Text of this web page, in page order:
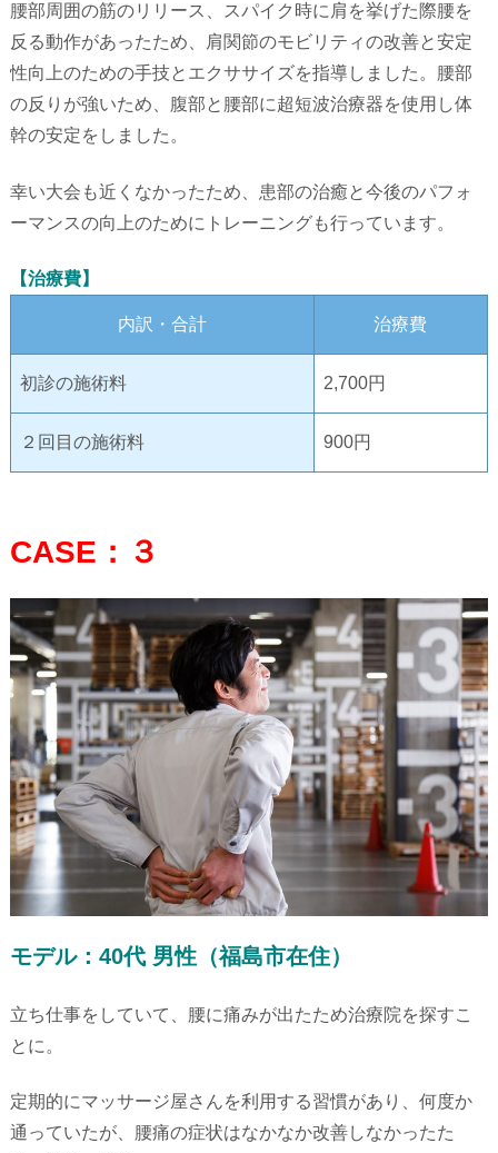
腰部周囲の筋のリリース、スパイク時に肩を挙げた際腰を
反る動作があったため、肩関節のモビリティの改善と安定
性向上のための手技とエクササイズを指導しました。腰部
の反りが強いため、腹部と腰部に超短波治療器を使用し体
幹の安定をしました。
幸い大会も近くなかったため、患部の治癒と今後のパフォ
ーマンスの向上のためにトレーニングも行っています。
【治療費】
内訳・合計 治療費
初診の施術料 2,700円
２回目の施術料 900円
CASE：３
モデル：40代 男性（福島市在住）
立ち仕事をしていて、腰に痛みが出たため治療院を探すこ
とに。
定期的にマッサージ屋さんを利用する習慣があり、何度か
通っていたが、腰痛の症状はなかなか改善しなかったた